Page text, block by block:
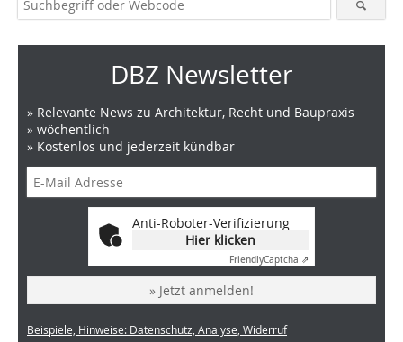
DBZ Newsletter
» Relevante News zu Architektur, Recht und Baupraxis
» wöchentlich
» Kostenlos und jederzeit kündbar
Anti-Roboter-Verifizierung
Hier klicken
FriendlyCaptcha ⇗
» Jetzt anmelden!
Beispiele, Hinweise: Datenschutz, Analyse, Widerruf